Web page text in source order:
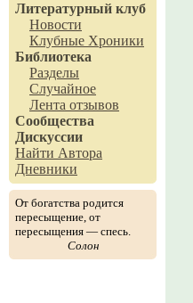
Литературный клуб
Новости
Клубные Хроники
Библиотека
Разделы
Случайное
Лента отзывов
Сообщества
Дискуссии
Найти Автора
Дневники
От богатства родится
пересыщение, от
пересыщения — спесь.
Солон